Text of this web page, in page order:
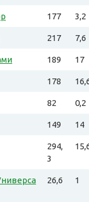
177 3,2
217 7,6
189 17
178
82 0,2
149 14
294,
3
26,6 1